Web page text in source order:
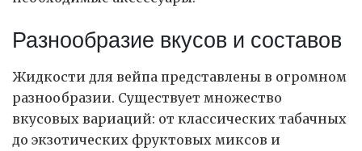
Разнообразие вкусов и составов
Жидкости для вейпа представлены в огромном
разнообразии. Существует множество
вкусовых вариаций: от классических табачных
до экзотических фруктовых миксов и